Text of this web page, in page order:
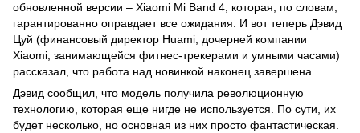
обновленной версии – Xiaomi Mi Band 4 , которая, по словам,
гарантированно оправдает все ожидания. И вот теперь Дэвид
Цуй (финансовый директор Huami, дочерней компании
Xiaomi, занимающейся фитнес-трекерами и умными часами)
рассказал, что работа над новинкой наконец завершена.
Дэвид сообщил, что модель получила революционную
технологию, которая еще нигде не используется. По сути, их
будет несколько, но основная из них просто фантастическая.